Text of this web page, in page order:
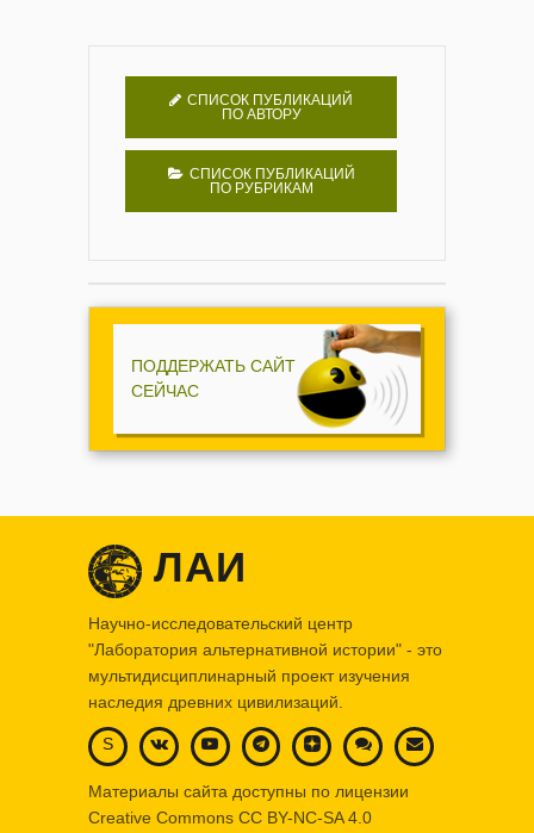
СПИСОК ПУБЛИКАЦИЙ
ПО АВТОРУ
СПИСОК ПУБЛИКАЦИЙ
ПО РУБРИКАМ
ПОДДЕРЖАТЬ САЙТ
СЕЙЧАС
ЛАИ
Научно-исследовательский центр
"Лаборатория альтернативной истории" - это
мультидисциплинарный проект изучения
наследия древних цивилизаций.
S
Материалы сайта доступны по лицензии
Creative Commons CC BY-NC-SA 4.0